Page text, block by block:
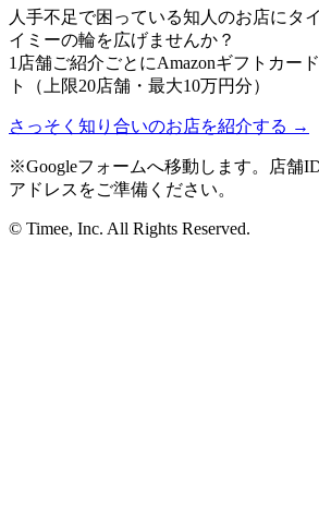
人手不足で困っている知人のお店にタ
イミーの輪を広げませんか？
1店舗ご紹介ごとにAmazonギフトカー
ト（上限20店舗・最大10万円分）
さっそく知り合いのお店を紹介する →
※Googleフォームへ移動します。店舗
アドレスをご準備ください。
© Timee, Inc. All Rights Reserved.